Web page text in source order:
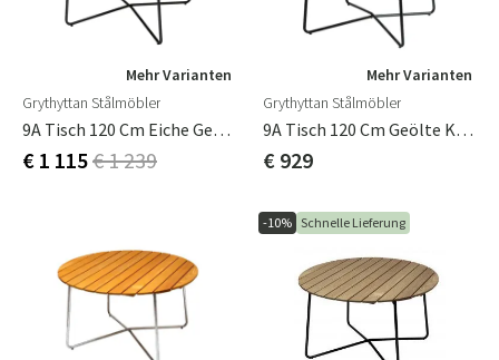
Mehr Varianten
Grythyttan Stålmöbler
9A Tisch 120 Cm Eiche Geölt/Gestell Schwarz
€ 1 115€ 1 239
Mehr Varianten
Grythyttan Stålmöbler
9A Tisch 120 Cm Geölte Kiefer/Grün Ständer
€ 929
-10% Schnelle Lieferung